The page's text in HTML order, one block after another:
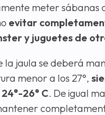
meter sábanas
evitar
y juguetes de
la jaula se deberá
menor a los 27°,
26° C. De igual